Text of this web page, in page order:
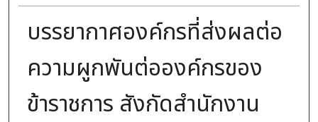
บรรยากาศองค์กรที่ส่งผลต่อ
ความผูกพันต่อองค์กรของ
ข้าราชการ สังกัดสำนักงาน